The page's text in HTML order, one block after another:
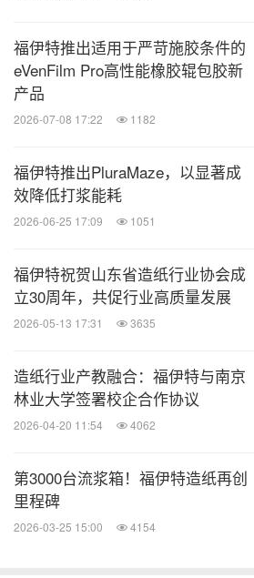
能动
微信公众号“能动”
关键词： 采矿/五金 造纸/林木类产品
福伊特推出适用于严苛施胶条件的
eVenFilm Pro高性能橡胶辊包胶新
产品
2026-07-08 17:22 1182
福伊特推出PluraMaze，以显著成
效降低打浆能耗
2026-06-25 17:09 1051
福伊特祝贺山东省造纸行业协会成
立30周年，共促行业高质量发展
2026-05-13 17:31 3635
造纸行业产教融合：福伊特与南京
林业大学签署校企合作协议
2026-04-20 11:54 4062
第3000台流浆箱！福伊特造纸再创
里程碑
2026-03-25 15:00 4154